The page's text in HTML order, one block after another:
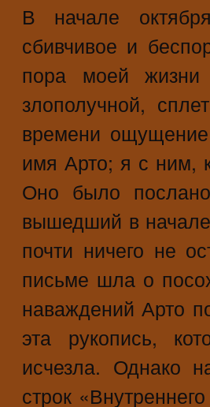
В начале
сбивчивое и
пора моей
злополучной,
времени
имя Арто; я с ним,
Оно было
вышедший в
почти ничего не
письме шла о
наваждений Арто
эта рукопись,
исчезла. Однако
строк